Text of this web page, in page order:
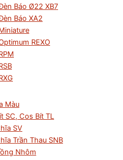
Báo Ø22 XB7
Báo XA2
REXO
Màu
SC, Cos Bít TL
SV
Trần Thau SNB
Nhôm